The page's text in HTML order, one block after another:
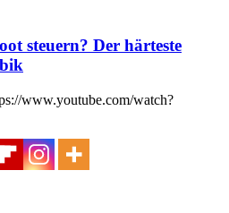
steuern? Der härteste
www.youtube.com/watch?